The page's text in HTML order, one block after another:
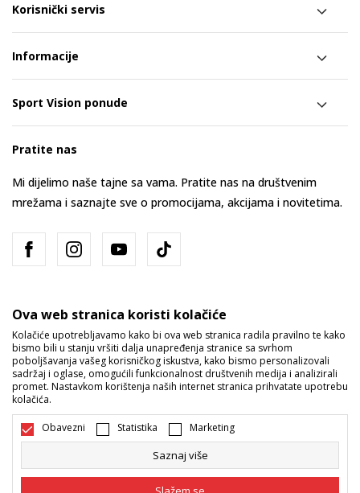
Korisnički servis
Informacije
Sport Vision ponude
Pratite nas
Mi dijelimo naše tajne sa vama. Pratite nas na društvenim
mrežama i saznajte sve o promocijama, akcijama i novitetima.
Bosna i Hercegovina Promijenite
Nastojimo da budemo što precizniji u opisu proizvoda, prikazu slika i
Ova web stranica koristi kolačiće
Kolačiće upotrebljavamo kako bi ova web stranica radila pravilno te kako
bismo bili u stanju vršiti dalja unapređenja stranice sa svrhom
poboljšavanja vašeg korisničkog iskustva, kako bismo personalizovali
sadržaj i oglase, omogućili funkcionalnost društvenih medija i analizirali
promet. Nastavkom korištenja naših internet stranica prihvatate upotrebu
kolačića.
Obavezni Statistika Marketing
Saznaj više